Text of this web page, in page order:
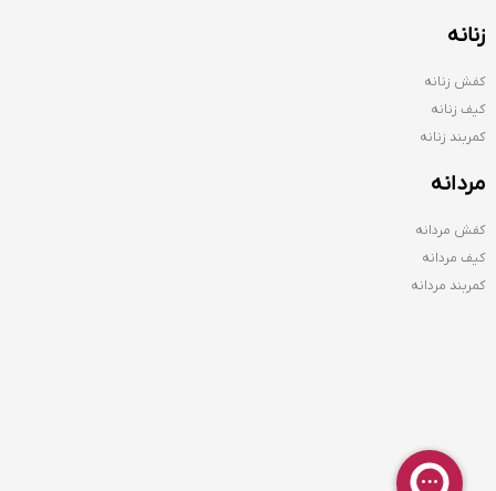
زنانه
کفش زنانه
کیف زنانه
کمربند زنانه
مردانه
کفش مردانه
کیف مردانه
کمربند مردانه